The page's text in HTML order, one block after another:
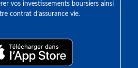
vos investissements boursiers ainsi
contrat d’assurance vie.